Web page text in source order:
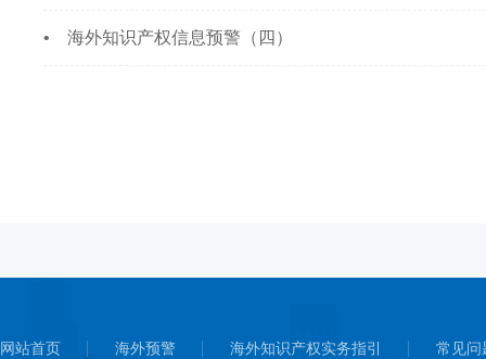
• 海外知识产权信息预警（四）
网站首页 海外预警 海外知识产权实务指引 常见问